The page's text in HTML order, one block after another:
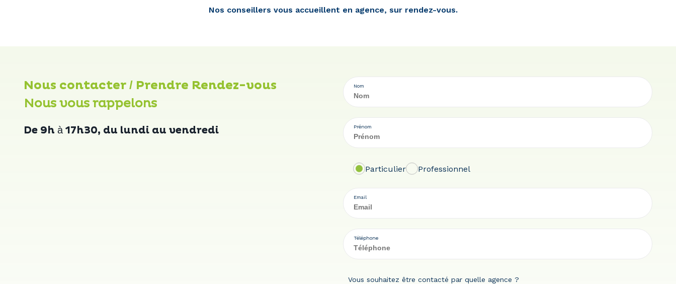
Nos conseillers vous accueillent en agence, sur rendez-vous.
Nous contacter / Prendre Rendez-vous
Nous vous rappelons
De 9h à 17h30, du lundi au vendredi
Nom
Prénom
Particulier Professionnel
Email
Téléphone
Vous souhaitez être contacté par quelle agence ?